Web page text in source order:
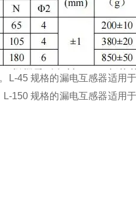
45 规格的漏电互感器适用
150 规格的漏电互感器适用